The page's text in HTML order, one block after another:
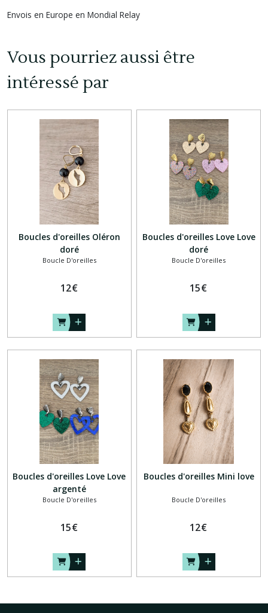
Envois en Europe en Mondial Relay
Vous pourriez aussi être
intéressé par
Boucles d'oreilles Oléron
doré
Boucle D'oreilles
12€
Boucles d'oreilles Love Love
doré
Boucle D'oreilles
15€
Boucles d'oreilles Love Love
argenté
Boucle D'oreilles
15€
Boucles d'oreilles Mini love
Boucle D'oreilles
12€